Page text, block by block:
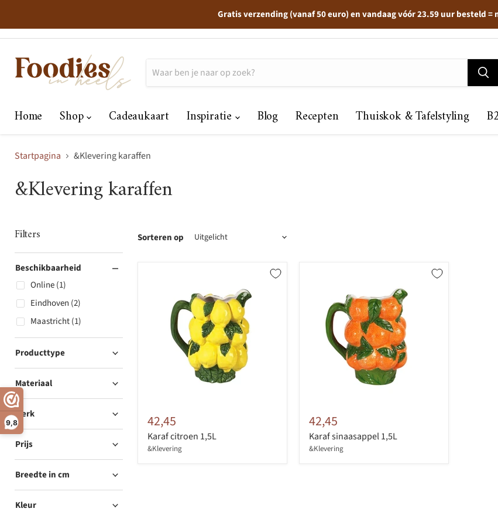
9,8
Gratis verzending (vanaf 50 euro) en vandaag vóór 23.59 uur besteld
Home Shop Cadeaukaart Inspiratie Blog Recepten Thuiskok & Tafelstyling
Startpagina &Klevering karaffen
&Klevering karaffen
Filters
Beschikbaarheid
Eindhoven (2)
Maastricht (1)
Online (1)
Producttype
Materiaal
Merk
Prijs
Breedte in cm
Kleur
Sorteren op
42,45
Karaf citroen 1,5L
&Klevering
42,45
Karaf sinaasappel 1,5L
&Klevering